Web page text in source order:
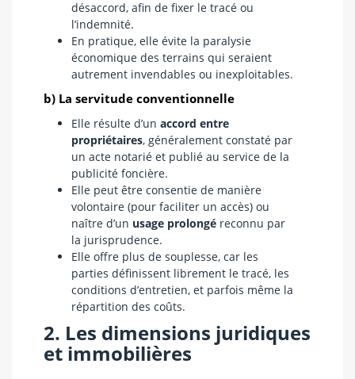
désaccord, afin de fixer le tracé ou
l’indemnité.
En pratique, elle évite la paralysie
économique des terrains qui seraient
autrement invendables ou inexploitables.
b) La servitude conventionnelle
Elle résulte d’un accord entre
propriétaires, généralement constaté par
un acte notarié et publié au service de la
publicité foncière.
Elle peut être consentie de manière
volontaire (pour faciliter un accès) ou
naître d’un usage prolongé reconnu par
la jurisprudence.
Elle offre plus de souplesse, car les
parties définissent librement le tracé, les
conditions d’entretien, et parfois même la
répartition des coûts.
2. Les dimensions juridiques
et immobilières